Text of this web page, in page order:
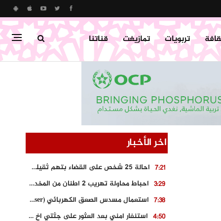
تربويات تمازيغت قناتنا
اخر الأخبار
7:21
احالة 25 شخص على القضاء بتهم ثقيلة على خلفية احداث المناطق الشمالية
3:29
احباط محاولة تهريب 2 اطنان من المخدرات بتارودانت
7:38
استعمال مسدس الصعق الكهربائي (Taser) من اجل تحرير شابة محتجزة
4:50
استنفار امني بعد العثور على جثتي اخ و ابن صاحب مطعم اسماك مشهور بطنجة